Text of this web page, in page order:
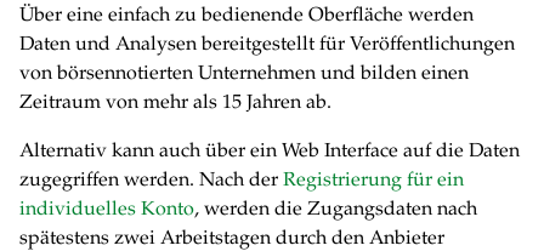
Über eine einfach zu bedienende Oberfläche werden
Daten und Analysen bereitgestellt für Veröffentlichungen
von börsennotierten Unternehmen und bilden einen
Zeitraum von mehr als 15 Jahren ab.
Alternativ kann auch über ein Web Interface auf die Daten
zugegriffen werden. Nach der Registrierung für ein
individuelles Konto, werden die Zugangsdaten nach
spätestens zwei Arbeitstagen durch den Anbieter